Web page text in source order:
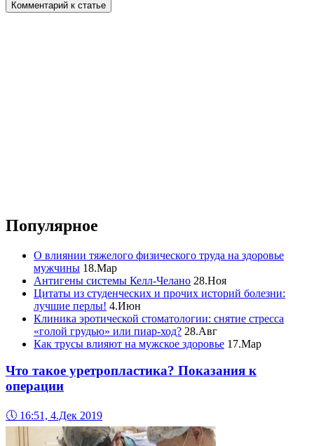
Популярное
О влиянии тяжелого физического труда на здоровье
мужчины 18.Мар
Антигены системы Келл-Челано 28.Ноя
Цитаты из студенческих и прочих историй болезни:
лучшие перлы! 4.Июн
Клиника эротической стоматологии: снятие стресса
«голой грудью» или пиар-ход? 28.Авг
Как трусы влияют на мужское здоровье 17.Мар
Что такое уретропластика? Показания к
операции
🕔 16:51, 4.Дек 2019